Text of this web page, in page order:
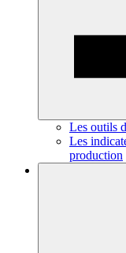
Les outils
Les
production